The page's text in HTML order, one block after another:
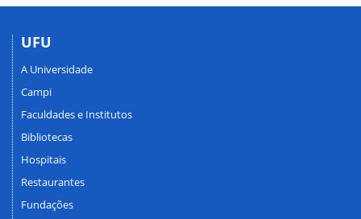
UFU
A Universidade
Campi
Faculdades e Institutos
Bibliotecas
Hospitais
Restaurantes
Fundações